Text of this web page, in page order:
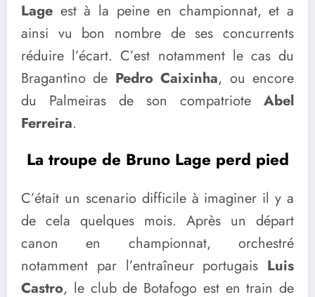
Lage est à la peine en championnat, et a
ainsi vu bon nombre de ses concurrents
réduire l’écart. C’est notamment le cas du
Bragantino de Pedro Caixinha, ou encore
du Palmeiras de son compatriote Abel
Ferreira.
La troupe de Bruno Lage perd pied
C’était un scenario difficile à imaginer il y a
de cela quelques mois. Après un départ
canon en championnat, orchestré
notamment par l’entraîneur portugais Luis
Castro, le club de Botafogo est en train de